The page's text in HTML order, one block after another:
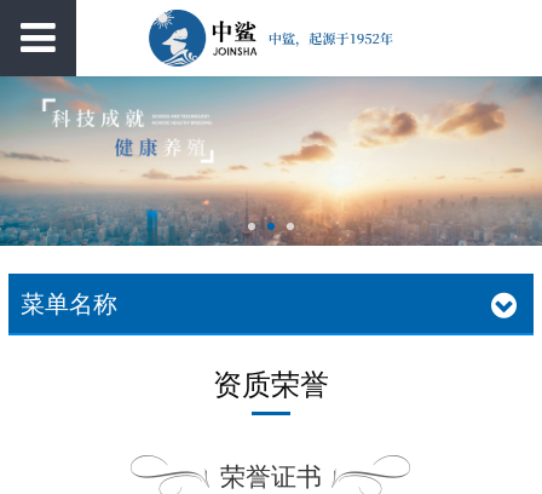
菜单名称
资质荣誉
荣誉证书